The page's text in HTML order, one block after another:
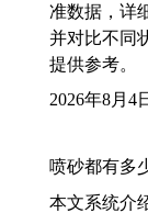
准数据，详
并对比不同
提供参考。
2026年8月4
喷砂都有多
本文系统介